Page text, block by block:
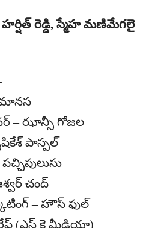
హర్షిత్ రెడ్డి, స్మేహ మణిమేగలై
మానస
– ఝాన్సీ గోజల
పాస్పల్
చంద్
– హౌస్ ఫుల్
(ఎస్ కె మీడియా)